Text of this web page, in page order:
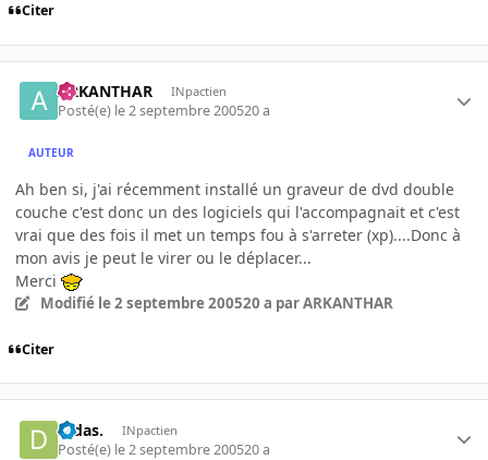
Citer
ARKANTHAR INpactien
Posté(e) le 2 septembre 200520 a
AUTEUR
Ah ben si, j'ai récemment installé un graveur de dvd double
couche c'est donc un des logiciels qui l'accompagnait et c'est
vrai que des fois il met un temps fou à s'arreter (xp)....Donc à
mon avis je peut le virer ou le déplacer...
Merci
Modifié le 2 septembre 200520 a par ARKANTHAR
Citer
Didas. INpactien
Posté(e) le 2 septembre 200520 a